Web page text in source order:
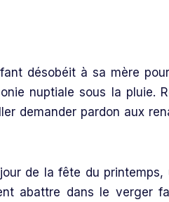
désobéit à sa mère
nuptiale sous la pluie.
demander pardon aux
de la fête du
abattre dans le verger